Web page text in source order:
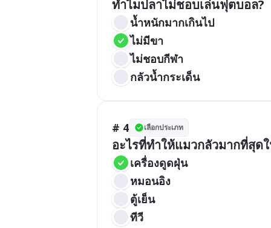
ทำไมปลาไม่ชอบเล่นฟุตบอล?
น้ำหนักมากเกินไป
ไม่มีขา
ไม่ชอบกีฬา
กลัวน้ำกระเด็น
# 4 เลือกประเภท
อะไรที่ทำให้แมวกลัวมากที่สุด
เครื่องดูดฝุ่น
หมอนอิง
ตู้เย็น
ทีวี